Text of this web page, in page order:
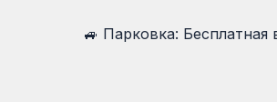
🚙 Парковка: Бесплатная